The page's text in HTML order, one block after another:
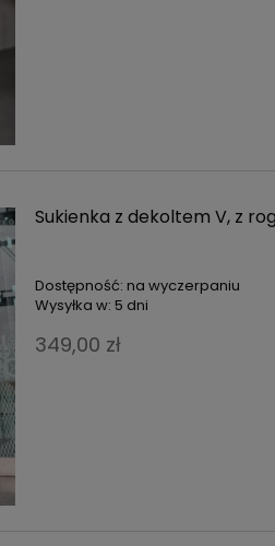
Sukienka z dekoltem V, z
Dostępność: na wyczerpaniu
Wysyłka w: 5 dni
349,00 zł